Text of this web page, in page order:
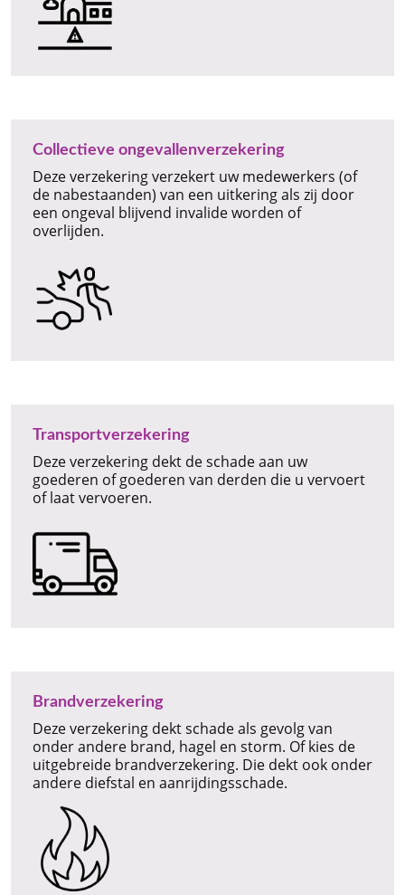
Collectieve ongevallenverzekering
Deze verzekering verzekert uw medewerkers (of
de nabestaanden) van een uitkering als zij door
een ongeval blijvend invalide worden of
overlijden.
Transportverzekering
Deze verzekering dekt de schade aan uw
goederen of goederen van derden die u vervoert
of laat vervoeren.
Brandverzekering
Deze verzekering dekt schade als gevolg van
onder andere brand, hagel en storm. Of kies de
uitgebreide brandverzekering. Die dekt ook onder
andere diefstal en aanrijdingsschade.